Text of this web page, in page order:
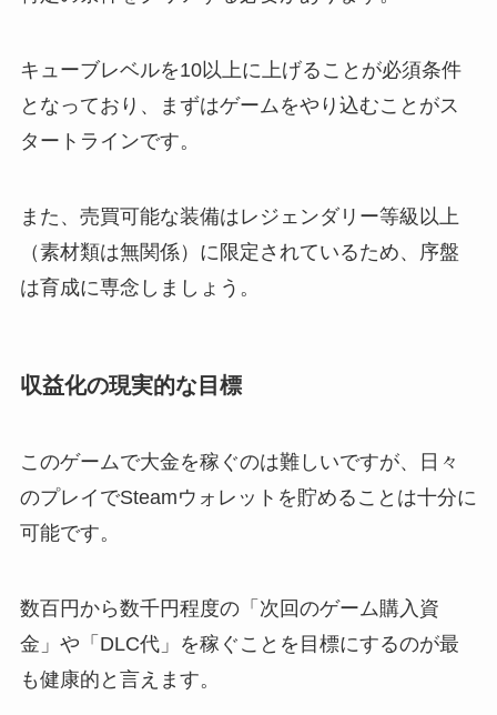
キューブレベルを10以上に上げることが必須条件
となっており、まずはゲームをやり込むことがス
タートラインです。
また、売買可能な装備はレジェンダリー等級以上
（素材類は無関係）に限定されているため、序盤
は育成に専念しましょう。
収益化の現実的な目標
このゲームで大金を稼ぐのは難しいですが、日々
のプレイでSteamウォレットを貯めることは十分に
可能です。
数百円から数千円程度の「次回のゲーム購入資
金」や「DLC代」を稼ぐことを目標にするのが最
も健康的と言えます。